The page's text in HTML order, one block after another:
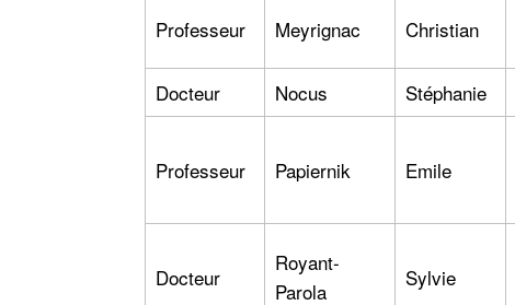
Professeur Meyrignac Christian
Docteur Nocus Stéphanie
Professeur Papiernik Emile
Docteur
Royant-
Parola
Sylvie